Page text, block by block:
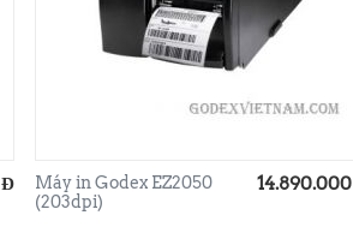
Đ
Máy in Godex EZ2050
(203dpi)
14.890.000